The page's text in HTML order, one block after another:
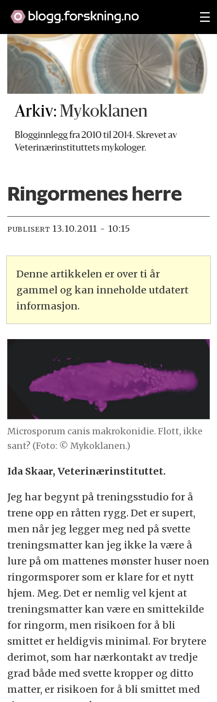
Arkiv: Mykoklanen
Blogginnlegg fra 2010 til 2014. Skrevet av
Veterinærinstituttets mykologer.
Ringormenes herre
PUBLISERT 13.10.2011 - 10:15
Denne artikkelen er over ti år
gammel og kan inneholde utdatert
informasjon.
Microsporum canis makrokonidie. Flott, ikke
sant? (Foto: © Mykoklanen.)
Ida Skaar, Veterinærinstituttet.
Jeg har begynt på treningsstudio for å
trene opp en råtten rygg. Det er supert,
men når jeg legger meg ned på svette
treningsmatter kan jeg ikke la være å
lure på om mattenes mønster huser noen
ringormsporer som er klare for et nytt
hjem. Meg. Det er nemlig vel kjent at
treningsmatter kan være en smittekilde
for ringorm, men risikoen for å bli
smittet er heldigvis minimal. For brytere
derimot, som har nærkontakt av tredje
grad både med svette kropper og ditto
matter, er risikoen for å bli smittet med